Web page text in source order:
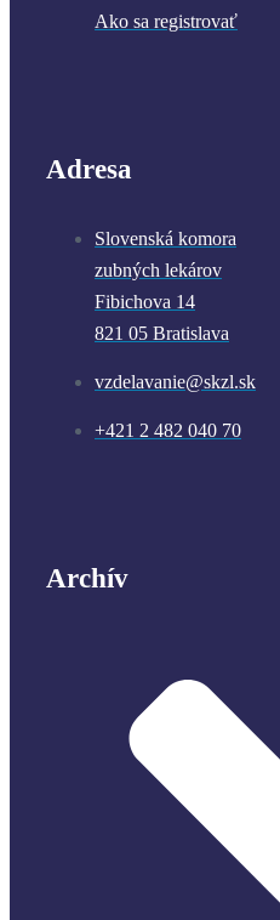
Ako sa registrovať
Adresa
Slovenská komora
zubných lekárov
Fibichova 14
821 05 Bratislava
vzdelavanie@skzl.sk
+421 2 482 040 70
Archív